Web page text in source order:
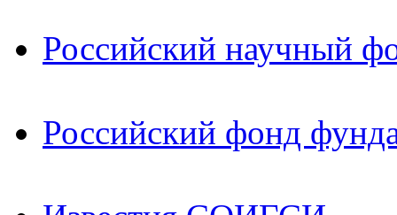
Российский научный
Российский фонд